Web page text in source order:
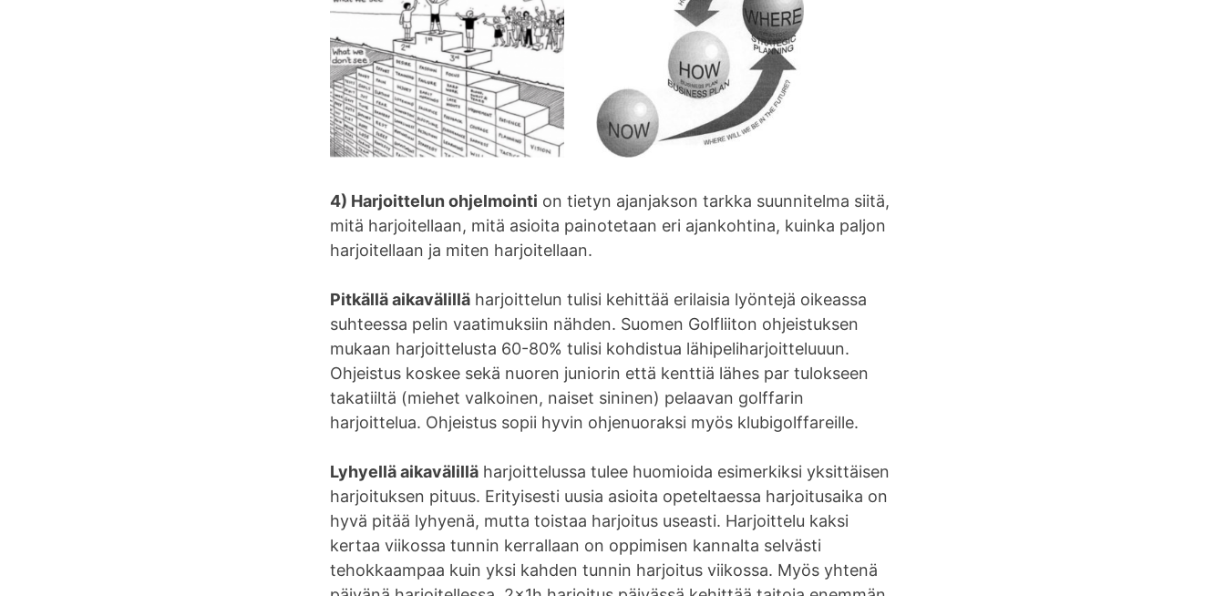
4) Harjoittelun ohjelmointi on tietyn ajanjakson tarkka suunnitelma siitä,
mitä harjoitellaan, mitä asioita painotetaan eri ajankohtina, kuinka paljon
harjoitellaan ja miten harjoitellaan.
Pitkällä aikavälillä harjoittelun tulisi kehittää erilaisia lyöntejä oikeassa
suhteessa pelin vaatimuksiin nähden. Suomen Golfliiton ohjeistuksen
mukaan harjoittelusta 60-80% tulisi kohdistua lähipeliharjoitteluuun.
Ohjeistus koskee sekä nuoren juniorin että kenttiä lähes par tulokseen
takatiiltä (miehet valkoinen, naiset sininen) pelaavan golffarin
harjoittelua. Ohjeistus sopii hyvin ohjenuoraksi myös klubigolffareille.
Lyhyellä aikavälillä harjoittelussa tulee huomioida esimerkiksi yksittäisen
harjoituksen pituus. Erityisesti uusia asioita opeteltaessa harjoitusaika on
hyvä pitää lyhyenä, mutta toistaa harjoitus useasti. Harjoittelu kaksi
kertaa viikossa tunnin kerrallaan on oppimisen kannalta selvästi
tehokkaampaa kuin yksi kahden tunnin harjoitus viikossa. Myös yhtenä